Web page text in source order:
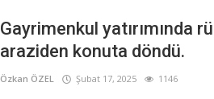
Gayrimenkul yatırımında
araziden konuta döndü.
Özkan ÖZEL Şubat 17, 2025 1146